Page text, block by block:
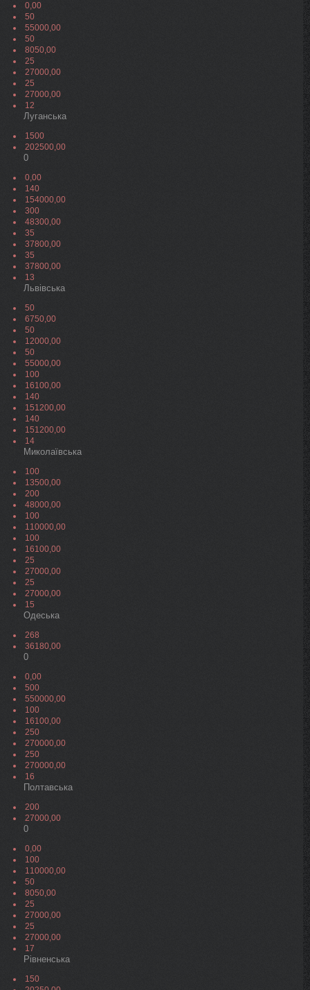
0,00
50
55000,00
50
8050,00
25
27000,00
25
27000,00
12
Луганська
1500
202500,00
0
0,00
140
154000,00
300
48300,00
35
37800,00
35
37800,00
13
Львівська
50
6750,00
50
12000,00
50
55000,00
100
16100,00
140
151200,00
140
151200,00
14
Миколаївська
100
13500,00
200
48000,00
100
110000,00
100
16100,00
25
27000,00
25
27000,00
15
Одеська
268
36180,00
0
0,00
500
550000,00
100
16100,00
250
270000,00
250
270000,00
16
Полтавська
200
27000,00
0
0,00
100
110000,00
50
8050,00
25
27000,00
25
27000,00
17
Рівненська
150